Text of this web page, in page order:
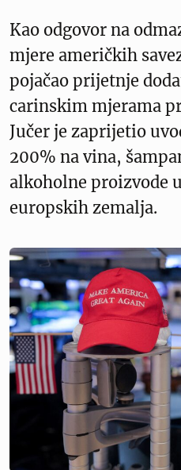
Kao odgovor na
mjere američkih
pojačao prijetnje
carinskim mjerama
Jučer je zaprijetio
200% na vina,
alkoholne proizvode
europskih zemalja.